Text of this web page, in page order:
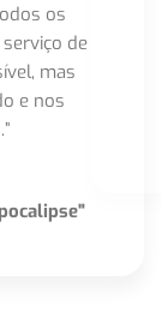
os
de
mas
e nos